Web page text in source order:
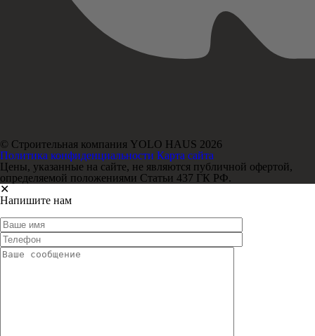
© Строительная компания YOLO HAUS 2026
Политика конфиденциальности Карта сайта
Цены, указанные на сайте, не являются публичной офертой,
определяемой положениями Статьи 437 ГК РФ.
✕
Напишите нам